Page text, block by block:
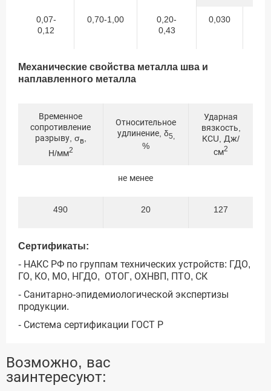
0,07-
0,12
0,70-1,00
0,20-
0,43
0,030
Механические свойства металла шва и
наплавленного металла
Временное
сопротивление
разрыву, σв
Н/мм2
Относительное
удлинение, δ5,
%
Ударная
вязкость,
КСU, Дж/
см2
не менее
490 20 127
Сертификаты:
- НАКС РФ по группам технических устройств: ГДО,
ГО, КО, МО, НГДО, ОТОГ, ОХНВП, ПТО, СК
- Санитарно-эпидемиологической экспертизы
продукции.
- Система сертификации ГОСТ Р
Возможно, вас
заинтересуют: